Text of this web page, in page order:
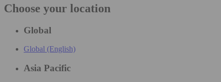
Choose your location
Global
Global (English)
Asia Pacific